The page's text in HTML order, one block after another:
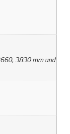
3830 mm und